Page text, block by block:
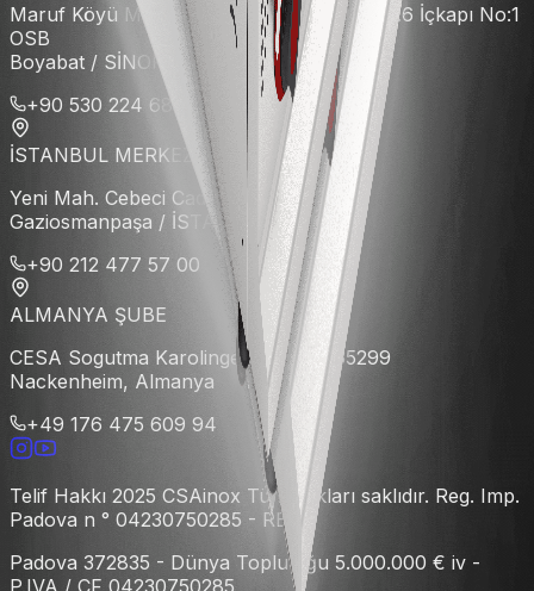
Maruf Köyü Mevkii 6 nolu Cd. 102. Ada No:6 İçkapı No:1
OSB
Boyabat / SİNOP
+90 530 224 68 88
İSTANBUL MERKEZ
Yeni Mah. Cebeci Cad. No:72 Küçükköy
Gaziosmanpaşa / İSTANBUL
+90 212 477 57 00
ALMANYA ŞUBE
CESA Sogutma Karolingerstraße 2, 55299
Nackenheim, Almanya
+49 176 475 609 94
Telif Hakkı 2025 CSAinox Tüm hakları saklıdır. Reg. Imp.
Padova n ° 04230750285 - REA
Padova 372835 - Dünya Topluluğu 5.000.000 € iv -
P.IVA / CF 04230750285